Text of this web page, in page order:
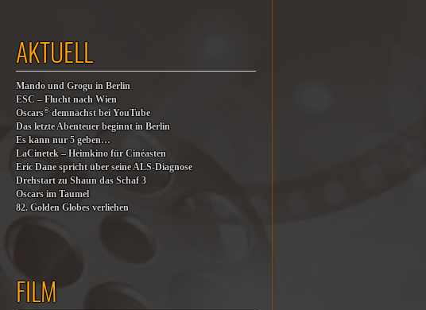
AKTUELL
Mando und Grogu in Berlin
ESC – Flucht nach Wien
Oscars®demnächst bei YouTube
Das letzte Abenteuer beginnt in Berlin
Es kann nur 5 geben…
LaCinetek – Heimkino für Cinéasten
Eric Dane spricht über seine ALS-Diagnose
Drehstart zu Shaun das Schaf 3
Oscars im Taumel
82. Golden Globes verliehen
FILM